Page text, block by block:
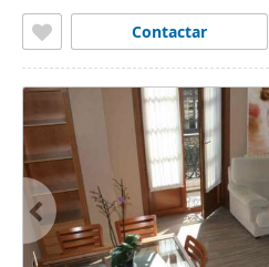
Contactar